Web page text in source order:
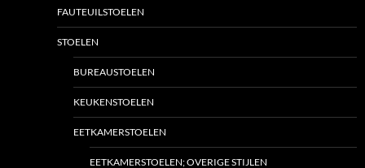
FAUTEUILSTOELEN
STOELEN
BUREAUSTOELEN
KEUKENSTOELEN
EETKAMERSTOELEN
EETKAMERSTOELEN; OVERIGE STIJLEN